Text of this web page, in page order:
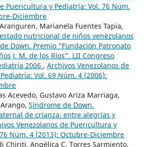
Puericultura y Pediatría: Vol. 76 Núm.
Diciembre
Marianela Fuentes Tapia,
nutricional de niños venezolanos
Down. Premio “Fundación Patronato
J. M. de los Ríos”. LII Congreso
2006 , Archivos Venezolanos de
Vol. 69 Núm. 4 (2006):
Acevedo, Gustavo Ariza Marriaga,
Síndrome de Down.
de crianza: entre alegrías y
Venezolanos de Puericultura y
Núm. 4 (2013): Octubre-Diciembre
Chiriti, Angélica C. Torres Sarmiento,